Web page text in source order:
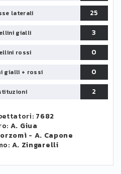
laterali
25
gialli
3
rossi
0
gialli + rossi
0
2
7682
A. Giua
- A. Capone
A. Zingarelli